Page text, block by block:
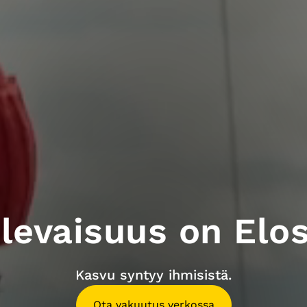
on
Kasvu syntyy ihmisistä.
Ota vakuutus verkossa